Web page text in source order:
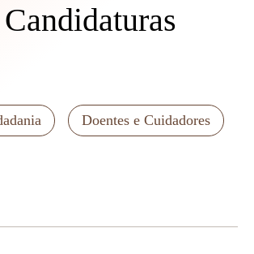
Doentes e Cuidadores